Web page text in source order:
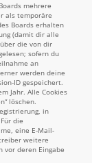
mehrere
als temporäre
Boards erhalten
(damit dir alle
die von dir
sofern du
an
werden deine
ID gespeichert.
Jahr. Alle Cookies
löschen.
in
die
eine E-Mail-
weitere
vor deren Eingabe